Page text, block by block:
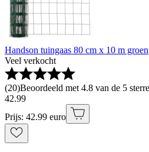
Handson tuingaas 80 cm x 10 m groen
Veel verkocht
(20)Beoordeeld met 4.8 van de 5
42.99
Prijs: 42.99 euro